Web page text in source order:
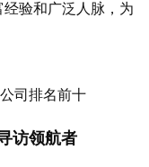
验和广泛人脉，为
访领航者